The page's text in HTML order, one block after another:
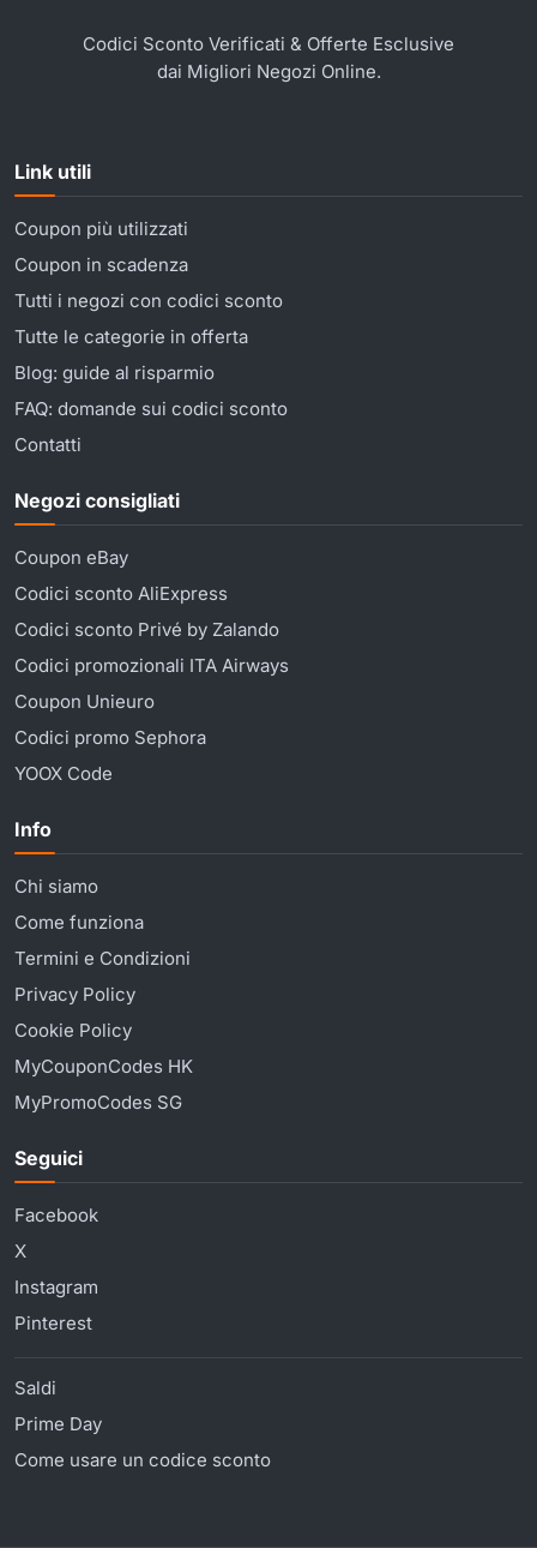
Codici Sconto Verificati & Offerte Esclusive
dai Migliori Negozi Online.
Link utili
Coupon più utilizzati
Coupon in scadenza
Tutti i negozi con codici sconto
Tutte le categorie in offerta
Blog: guide al risparmio
FAQ: domande sui codici sconto
Contatti
Negozi consigliati
Coupon eBay
Codici sconto AliExpress
Codici sconto Privé by Zalando
Codici promozionali ITA Airways
Coupon Unieuro
Codici promo Sephora
YOOX Code
Info
Chi siamo
Come funziona
Termini e Condizioni
Privacy Policy
Cookie Policy
MyCouponCodes HK
MyPromoCodes SG
Seguici
Facebook
X
Instagram
Pinterest
Saldi
Prime Day
Come usare un codice sconto